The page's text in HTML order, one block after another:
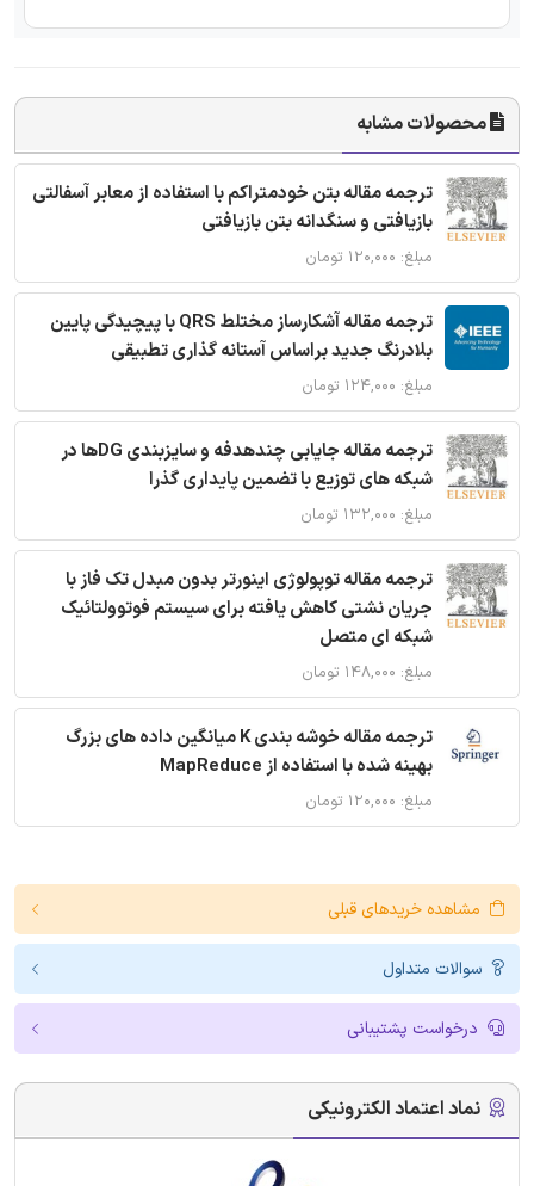
محصولات مشابه
ترجمه مقاله بتن خودمتراکم با استفاده از معابر آسفالتی
بازیافتی و سنگدانه بتن بازیافتی
مبلغ: ۱۲۰,۰۰۰ تومان
ترجمه مقاله آشکارساز مختلط QRS با پیچیدگی پایین
بلادرنگ جدید براساس آستانه گذاری تطبیقی
مبلغ: ۱۲۴,۰۰۰ تومان
ترجمه مقاله جایابی چندهدفه و سایزبندی DGها در
شبکه های توزیع با تضمین پایداری گذرا
مبلغ: ۱۳۲,۰۰۰ تومان
ترجمه مقاله توپولوژی اینورتر بدون مبدل تک فاز با
جریان نشتی کاهش یافته برای سیستم فوتوولتائیک
شبکه ای متصل
مبلغ: ۱۴۸,۰۰۰ تومان
ترجمه مقاله خوشه بندی K میانگین داده های بزرگ
بهینه شده با استفاده از MapReduce
مبلغ: ۱۲۰,۰۰۰ تومان
مشاهده خریدهای قبلی
سوالات متداول
درخواست پشتیبانی
نماد اعتماد الکترونیکی